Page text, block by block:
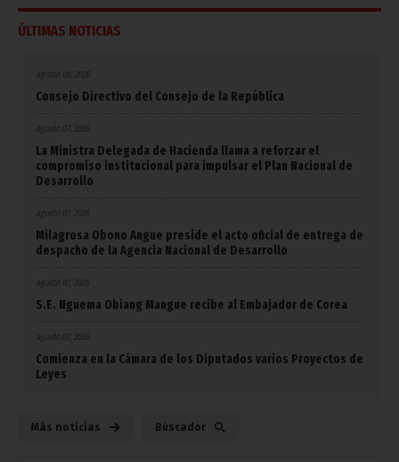
ÚLTIMAS NOTICIAS
agosto 08, 2026
Consejo Directivo del Consejo de la República
agosto 07, 2026
La Ministra Delegada de Hacienda llama a reforzar el
compromiso institucional para impulsar el Plan Nacional de
Desarrollo
agosto 07, 2026
Milagrosa Obono Angue preside el acto oficial de entrega de
despacho de la Agencia Nacional de Desarrollo
agosto 07, 2026
S.E. Nguema Obiang Mangue recibe al Embajador de Corea
agosto 07, 2026
Comienza en la Cámara de los Diputados varios Proyectos de
Leyes
Más noticias Búscador